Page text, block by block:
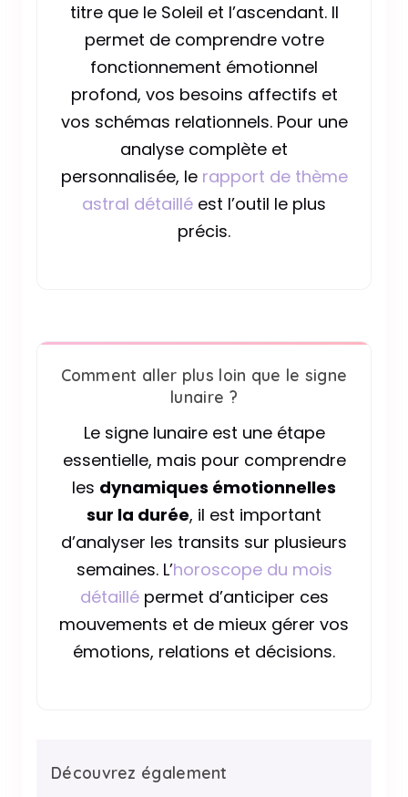
titre que le Soleil et l’ascendant. Il
permet de comprendre votre
fonctionnement émotionnel
profond, vos besoins affectifs et
vos schémas relationnels. Pour une
analyse complète et
personnalisée, le rapport de thème
astral détaillé est l’outil le plus
précis.
Comment aller plus loin que le signe
lunaire ?
Le signe lunaire est une étape
essentielle, mais pour comprendre
les dynamiques émotionnelles
sur la durée, il est important
d’analyser les transits sur plusieurs
semaines. L’horoscope du mois
détaillépermet d’anticiper ces
mouvements et de mieux gérer vos
émotions, relations et décisions.
Découvrez également